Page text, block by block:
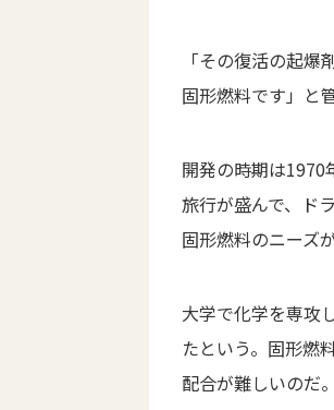
「その復活の起
固形燃料です」と
開発の時期は1970
旅行が盛んで、ド
固形燃料のニーズ
大学で化学を専攻
たという。固形燃
配合が難しいのだ。